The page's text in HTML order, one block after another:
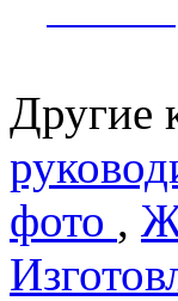
Другие
фото ,